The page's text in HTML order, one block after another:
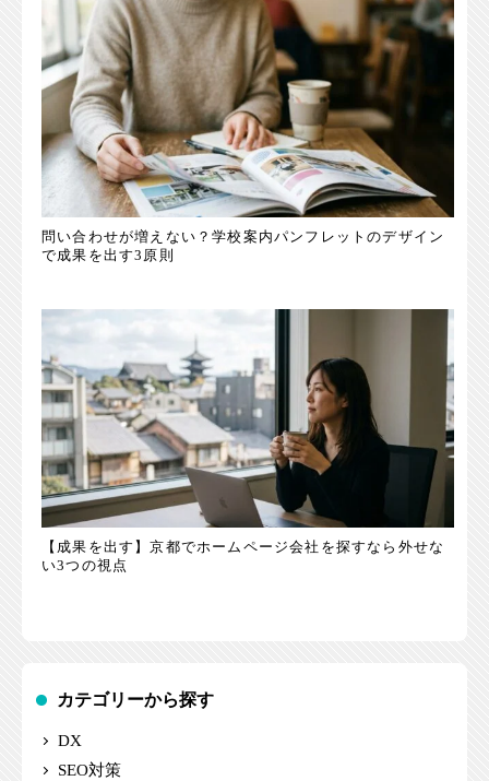
問い合わせが増えない？学校案内パンフレットのデザイン
で成果を出す3原則
【成果を出す】京都でホームページ会社を探すなら外せな
い3つの視点
カテゴリーから探す
DX
SEO対策